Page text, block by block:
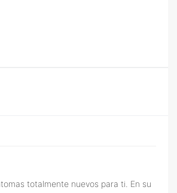
totalmente nuevos para ti. En su